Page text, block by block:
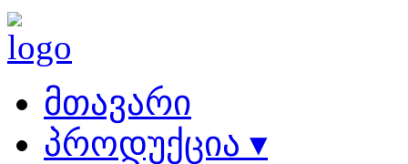
მთავარი
პროდუქცია ▾